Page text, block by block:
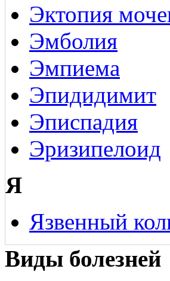
Эктопия
Эмболия
Эмпиема
Эпидидимит
Эписпадия
Эризипелоид
Я
Язвенный
Виды болезней